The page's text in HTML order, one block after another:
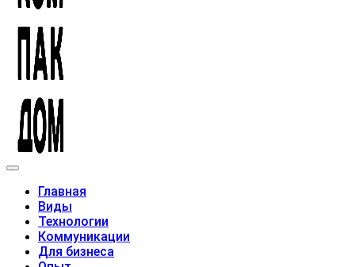
Главная
Виды
Технологии
Коммуникации
Для бизнеса